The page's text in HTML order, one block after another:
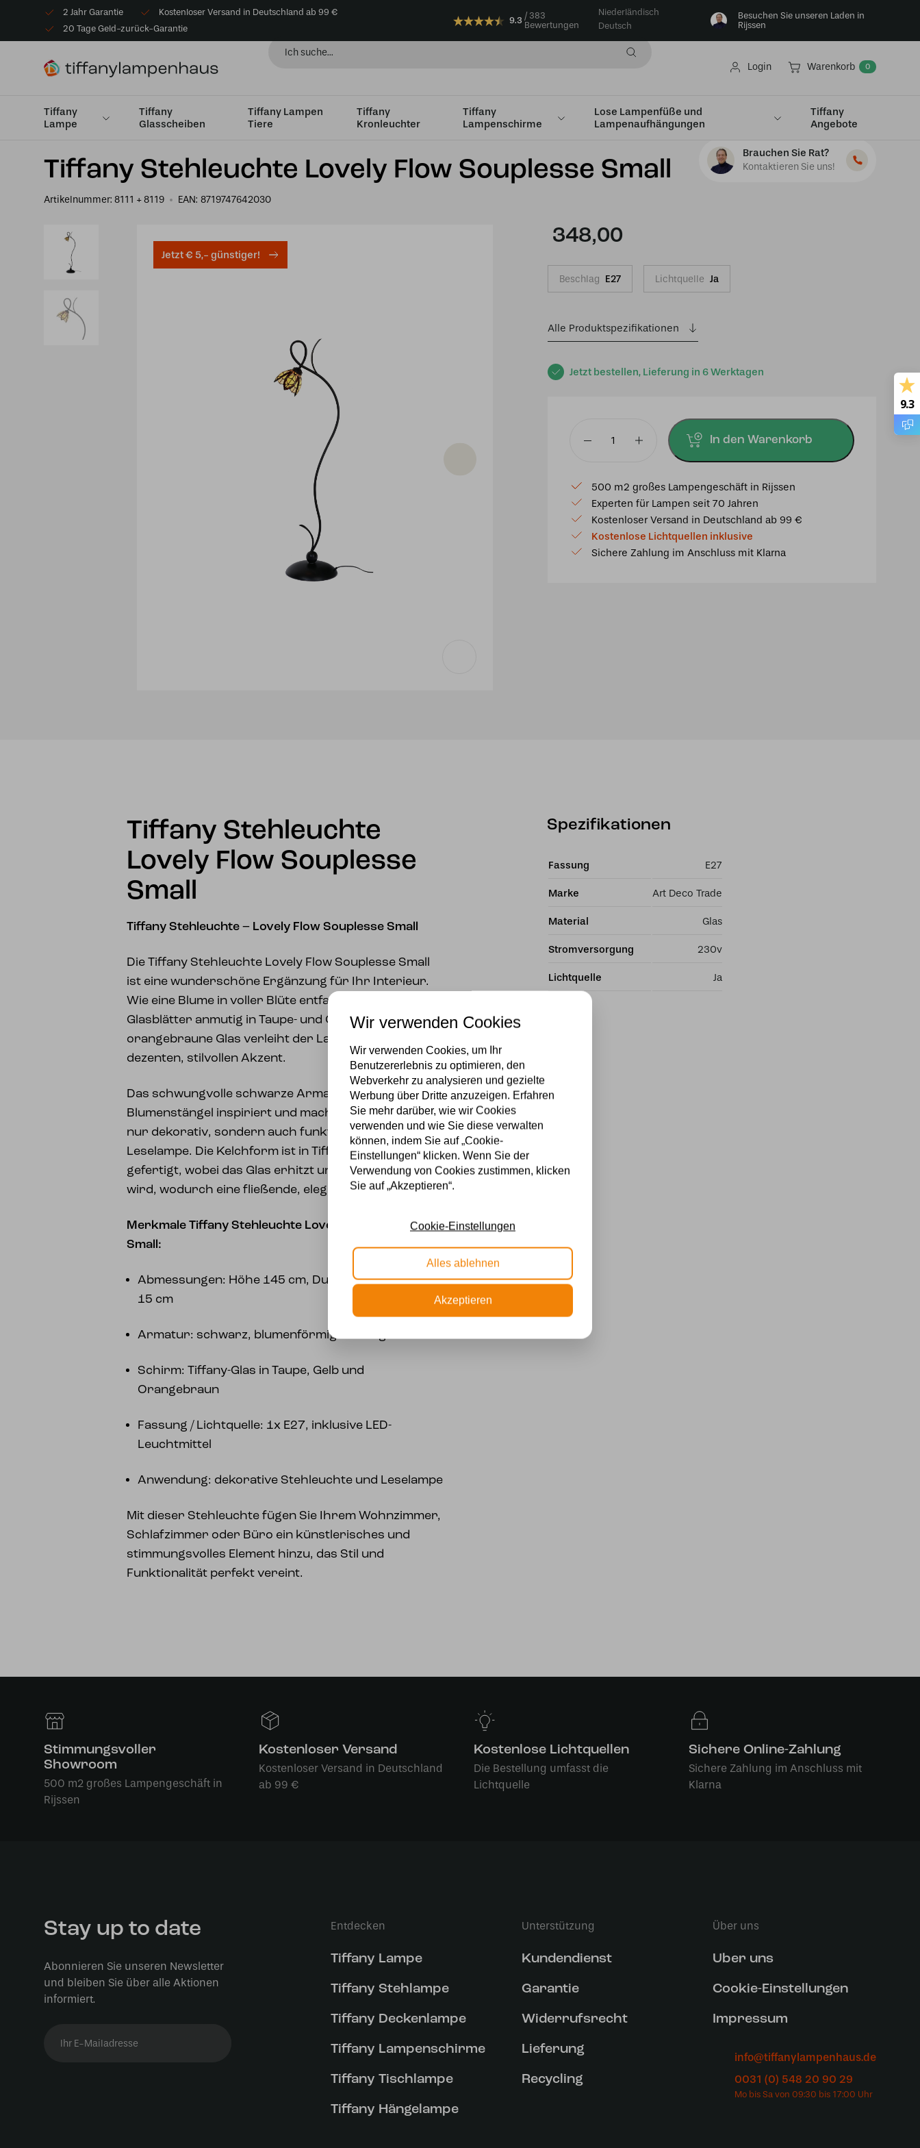
2 Jahr Garantie
Kostenloser Versand in Deutschland ab 99 €
20 Tage Geld-zurück-Garantie
9.3
383
Bewertungen
Niederländisch
Deutsch
Besuchen Sie unseren Laden in
Rijssen
Login Warenkorb 0
Tiffany
Lampe
Tiffany
Glasscheiben
Tiffany Lampen
Tiere
Tiffany
Kronleuchter
Tiffany
Lampenschirme
Lose Lampenfüße und
Lampenaufhängungen
Tiffany
Angebote
Startseite Tiffany Stehleuchte Lovely Flow Souplesse Small
Tiffany Stehleuchte Lovely Flow Souplesse Small
Artikelnummer: 8111 + 8119 EAN: 8719747642030
Brauchen Sie Rat?
Kontaktieren Sie uns!
Jetzt € 5,- günstiger!
Jetzt bestellen, Lieferung in 6 Werktagen
348,00
Beschlag E27 Lichtquelle Ja
Alle Produktspezifikationen
Lovely
Flow
Souplesse
Small
Menge
In den Warenkorb
500 m2 großes Lampengeschäft in Rijssen
Experten für Lampen seit 70 Jahren
Kostenloser Versand in Deutschland ab 99 €
Kostenlose Lichtquellen inklusive
Sichere Zahlung im Anschluss mit Klarna
Tiffany Stehleuchte
Lovely Flow Souplesse
Small
Tiffany Stehleuchte – Lovely Flow Souplesse Small
Die Tiffany Stehleuchte Lovely Flow Souplesse Small
ist eine wunderschöne Ergänzung für Ihr Interieur.
Wie eine Blume in voller Blüte entfalten sich die
Glasblätter anmutig in Taupe- und Gelbtönen. Das
orangebraune Glas verleiht der Lampe einen
dezenten, stilvollen Akzent.
Das schwungvolle schwarze Armatur ist von einem
Blumenstängel inspiriert und macht diese Lampe nicht
nur dekorativ, sondern auch funktional als
Leselampe. Die Kelchform ist in Tiffany-Technik
gefertigt, wobei das Glas erhitzt und im Ofen gebogen
wird, wodurch eine fließende, elegante Form entsteht.
Merkmale Tiffany Stehleuchte Lovely Flow Souplesse
Small:
Abmessungen: Höhe 145 cm, Durchmesser Schirm
15 cm
Armatur: schwarz, blumenförmiges Design
Schirm: Tiffany-Glas in Taupe, Gelb und
Orangebraun
Fassung / Lichtquelle: 1x E27, inklusive LED-
Leuchtmittel
Anwendung: dekorative Stehleuchte und Leselampe
Mit dieser Stehleuchte fügen Sie Ihrem Wohnzimmer,
Schlafzimmer oder Büro ein künstlerisches und
stimmungsvolles Element hinzu, das Stil und
Funktionalität perfekt vereint.
Spezifikationen
Fassung E27
Marke Art Deco Trade
Material Glas
Stromversorgung 230v
Lichtquelle Ja
Stimmungsvoller
Showroom
500 m2 großes Lampengeschäft in
Rijssen
Kostenloser Versand
Kostenloser Versand in Deutschland
ab 99 €
Kostenlose Lichtquellen
Die Bestellung umfasst die
Lichtquelle
Sichere Online-Zahlung
Sichere Zahlung im Anschluss mit
Klarna
9.3
Stay up to date
Abonnieren Sie unseren Newsletter
und bleiben Sie über alle Aktionen
informiert.
Entdecken
Tiffany Lampe
Tiffany Stehlampe
Tiffany Deckenlampe
Tiffany Lampenschirme
Tiffany Tischlampe
Tiffany Hängelampe
Unterstützung
Kundendienst
Garantie
Widerrufsrecht
Lieferung
Recycling
Über uns
Uber uns
Cookie-Einstellungen
Impressum
info@tiffanylampenhaus.de
0031 (0) 548 20 90 29
Wir verwenden Cookies
Wir verwenden Cookies, um Ihr
Benutzererlebnis zu optimieren, den
Webverkehr zu analysieren und gezielte
Werbung über Dritte anzuzeigen. Erfahren
Sie mehr darüber, wie wir Cookies
verwenden und wie Sie diese verwalten
können, indem Sie auf „Cookie-
Einstellungen“ klicken. Wenn Sie der
Verwendung von Cookies zustimmen, klicken
Sie auf „Akzeptieren“.
Cookie-Einstellungen
Alles ablehnen
Akzeptieren